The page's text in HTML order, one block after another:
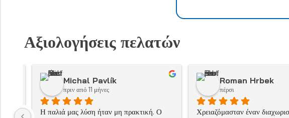
Αξιολογήσεις πελατών
Michal Pavlík
πριν από 11 μήνες
Η παλιά μας λύση ήταν μη πρακτική. Ο
Roman Hrbek
πέρσι
Χρειαζόμασταν έναν